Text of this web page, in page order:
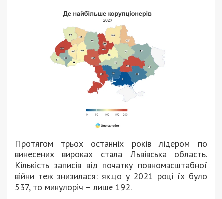
Протягом трьох останніх років лідером по
винесених вироках стала Львівська область.
Кількість записів від початку повномасштабної
війни теж знизилася: якщо у 2021 році їх було
537, то минулоріч – лише 192.